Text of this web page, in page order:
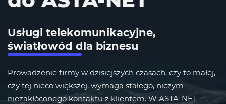
Usługi telekomunikacyjne,
światłowód dla biznesu
Prowadzenie firmy w dzisiejszych czasach, czy to małej,
czy tej nieco większej, wymaga stałego, niczym
niezakłóconego kontaktu z klientem. W ASTA-NET